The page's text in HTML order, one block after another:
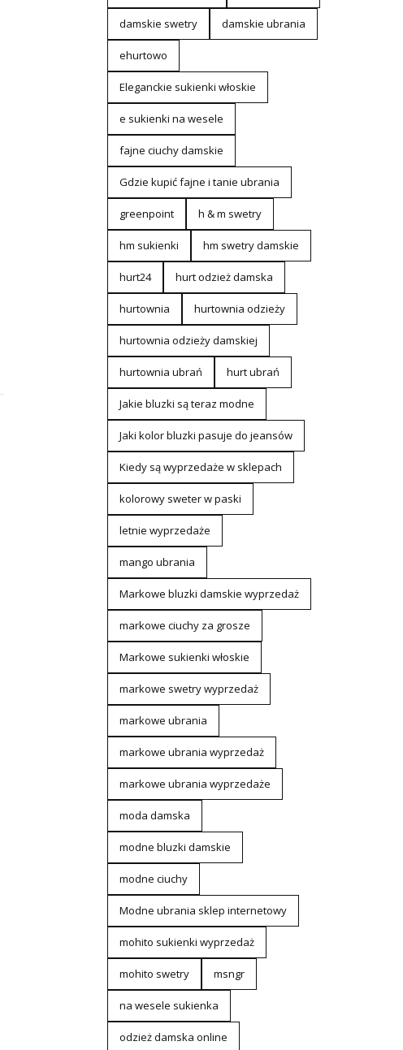
damskie swetry damskie ubrania
ehurtowo
Eleganckie sukienki włoskie
e sukienki na wesele
fajne ciuchy damskie
Gdzie kupić fajne i tanie ubrania
greenpoint h & m swetry
hm sukienki hm swetry damskie
hurt24 hurt odzież damska
hurtownia hurtownia odzieży
hurtownia odzieży damskiej
hurtownia ubrań hurt ubrań
Jakie bluzki są teraz modne
Jaki kolor bluzki pasuje do jeansów
Kiedy są wyprzedaże w sklepach
kolorowy sweter w paski
letnie wyprzedaże
mango ubrania
Markowe bluzki damskie wyprzedaż
markowe ciuchy za grosze
Markowe sukienki włoskie
markowe swetry wyprzedaż
markowe ubrania
markowe ubrania wyprzedaż
markowe ubrania wyprzedaże
moda damska
modne bluzki damskie
modne ciuchy
Modne ubrania sklep internetowy
mohito sukienki wyprzedaż
mohito swetry msngr
na wesele sukienka
odzież damska online